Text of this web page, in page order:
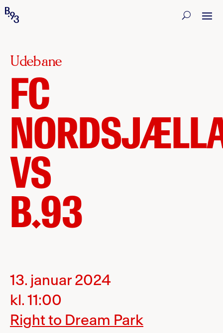
Udebane
FC
VS
B.93
13. januar 2024
kl. 11:00
Right to Dream Park